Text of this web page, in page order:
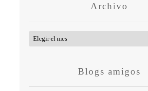
Archivo
Archivo
Blogs amigos